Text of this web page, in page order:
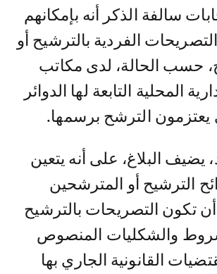
سالفة الذكر أنه بإمكانهم
الفردية بالترشيح أو
حسب الحالة، لدى مكاتب
المحلية التابعة لها الدوائر
يعتزمون الترشح برسمها.
يضيف البلاغ، على أنه يتعين
الترشيح أو المترشحين
تكون التصريحات بالترشيح
والشكليات المنصوص
القانونية الجاري بها